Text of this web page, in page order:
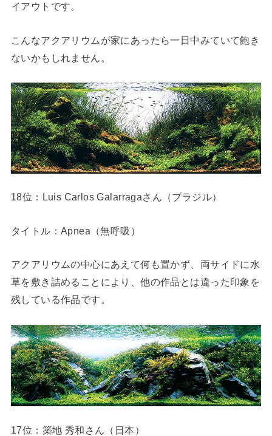
イアウトです。
こんなアクアリウムが家にあったら一日中みていて飽き
ないかもしれません。
18位：Luis Carlos Galarragaさん（ブラジル）
タイトル：Apnea（無呼吸）
アクアリウムの中心にあえて何も置かず、両サイドに水
草を敷き詰めることにより、他の作品とは違った印象を
残している作品です。
17位：築地 秀和さん（日本）